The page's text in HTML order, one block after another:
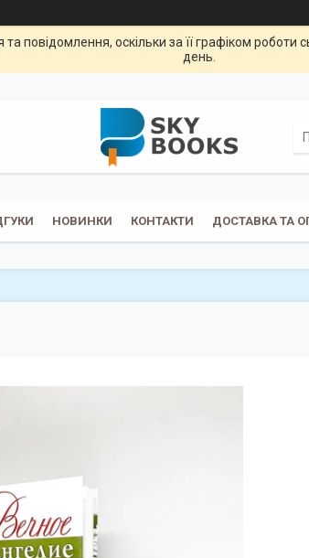
повідомлення, оскільки за її графіком
день.
НОВИНКИ КОНТАКТИ ДОСТАВКА ТА